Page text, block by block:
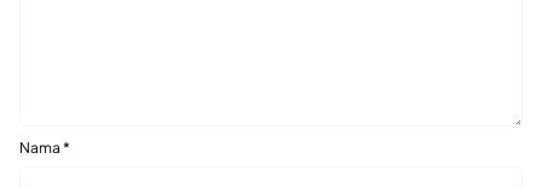
Nama *